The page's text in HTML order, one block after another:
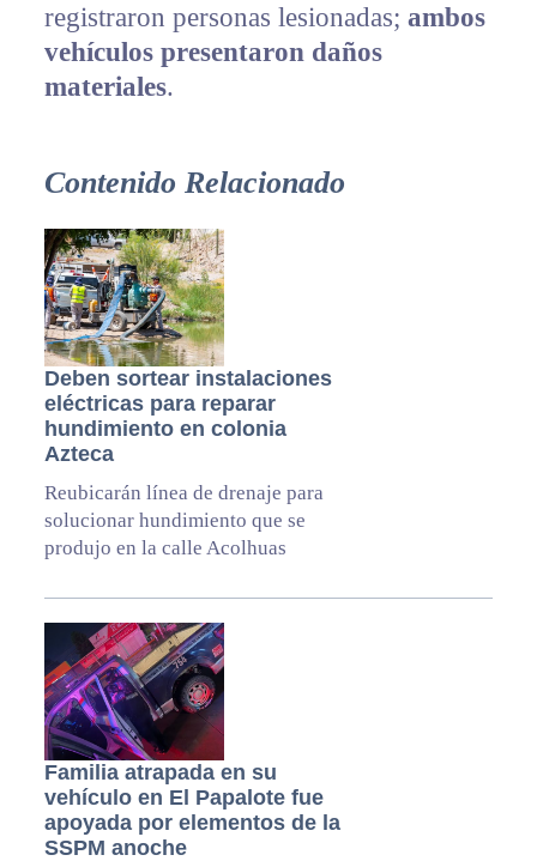
registraron personas lesionadas; ambos
vehículos presentaron daños
materiales.
Contenido Relacionado
Deben sortear instalaciones
eléctricas para reparar
hundimiento en colonia
Azteca
Reubicarán línea de drenaje para
solucionar hundimiento que se
produjo en la calle Acolhuas
Familia atrapada en su
vehículo en El Papalote fue
apoyada por elementos de la
SSPM anoche